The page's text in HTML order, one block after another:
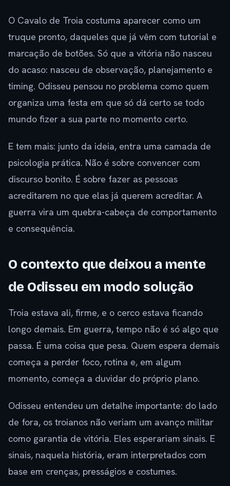
O Cavalo de Troia costuma aparecer como um
truque pronto, daqueles que já vêm com tutorial e
marcação de botões. Só que a vitória não nasceu
do acaso: nasceu de observação, planejamento e
timing. Odisseu pensou no problema como quem
organiza uma festa em que só dá certo se todo
mundo fizer a sua parte no momento certo.
E tem mais: junto da ideia, entra uma camada de
psicologia prática. Não é sobre convencer com
discurso bonito. É sobre fazer as pessoas
acreditarem no que elas já querem acreditar. A
guerra vira um quebra-cabeça de comportamento
e consequência.
O contexto que deixou a mente
de Odisseu em modo solução
Troia estava ali, firme, e o cerco estava ficando
longo demais. Em guerra, tempo não é só algo que
passa. É uma coisa que pesa. Quem espera demais
começa a perder foco, rotina e, em algum
momento, começa a duvidar do próprio plano.
Odisseu entendeu um detalhe importante: do lado
de fora, os troianos não veriam um avanço militar
como garantia de vitória. Eles esperariam sinais. E
sinais, naquela história, eram interpretados com
base em crenças, presságios e costumes.